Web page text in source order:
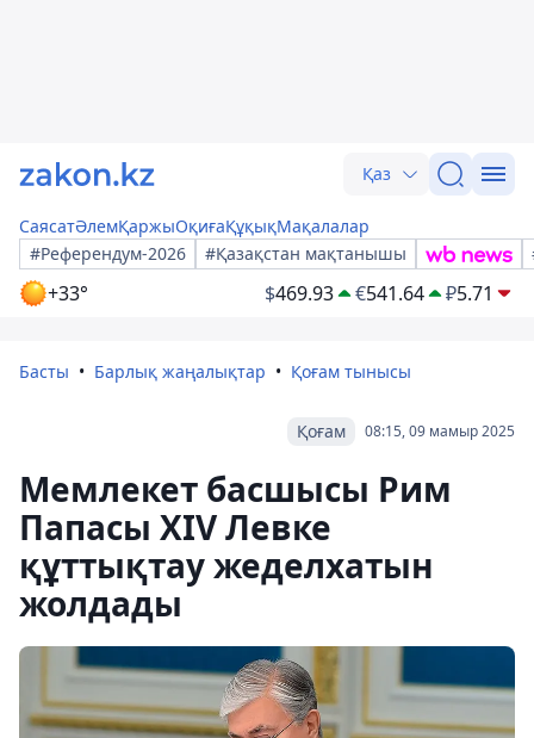
Қаз
СаясатӘлемҚаржыОқиғаҚұқықМақалалар
#Референдум-2026
#Қазақстан мақтанышы
+33° $469.93 €541.64 ₽5.71
Басты Барлық жаңалықтар Қоғам тынысы
08:15, 09 мамыр 2025
Қоғам
Мемлекет басшысы Рим
Папасы XIV Левке
құттықтау жеделхатын
жолдады